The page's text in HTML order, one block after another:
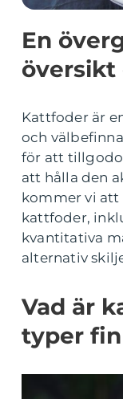
En
Kattfoder är
och
för att
att hålla den
kommer vi att
kattfoder,
kvantitativa
alternativ
Vad är
typer